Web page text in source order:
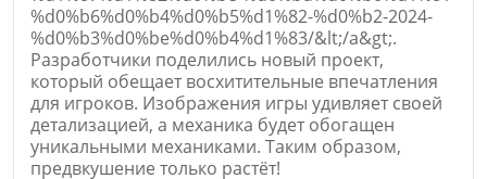
%d0%b6%d0%b4%d0%b5%d1%82-%d0%b2-2024-
%d0%b3%d0%be%d0%b4%d1%83/&lt;/a&gt;.
Разработчики поделились новый проект,
который обещает восхитительные впечатления
для игроков. Изображения игры удивляет своей
детализацией, а механика будет обогащен
уникальными механиками. Таким образом,
предвкушение только растёт!